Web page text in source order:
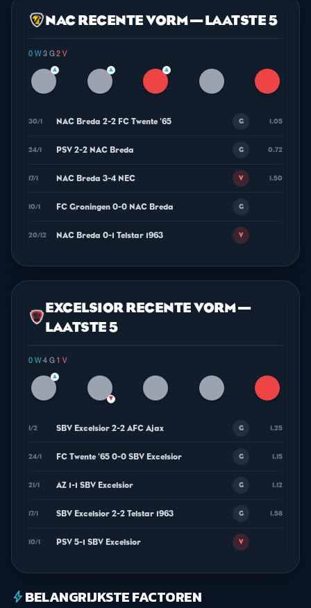
NAC RECENTE VORM — LAATSTE 5
0 W·3 G·2 V
▲ ▲ ▲
30/1 NAC Breda 2-2 FC Twente '65 G 1.05
24/1 PSV 2-2 NAC Breda G 0.72
17/1 NAC Breda 3-4 NEC V 1.50
10/1 FC Groningen 0-0 NAC Breda G
20/12 NAC Breda 0-1 Telstar 1963 V
EXCELSIOR RECENTE VORM —
LAATSTE 5
0 W·4 G· 1 V
▲
▼
1/2 SBV Excelsior 2-2 AFC Ajax G 1.25
24/1 FC Twente '65 0-0 SBV Excelsior G 1.15
21/1 AZ 1-1 SBV Excelsior G 1.12
17/1 SBV Excelsior 2-2 Telstar 1963 G 1.58
10/1 PSV 5-1 SBV Excelsior V
boltBELANGRIJKSTE FACTOREN